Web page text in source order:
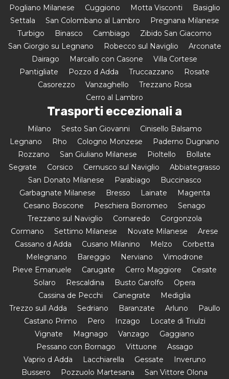
Pogliano Milanese
Cuggiono Motta Visconti
Basiglio
Settala
San Colombano al Lambro
Pregnana Milanese
Turbigo
Binasco Cambiago
Zibido San Giacomo
San Giorgio su Legnano
Robecco sul Naviglio
Arconate
Dairago
Marcallo con Casone
Villa Cortese
Pantigliate
Pozzo d Adda Truccazzano
Rosate
Casorezzo
Vanzaghello
Trezzano Rosa
Cerro al Lambro
Trasporti eccezionali a
Milano Sesto San Giovanni
Cinisello Balsamo
Legnano
Rho Cologno Monzese
Paderno Dugnano
Rozzano
San Giuliano Milanese Pioltello
Bollate
Segrate
Corsico Cernusco sul Naviglio
Abbiategrasso
San Donato Milanese
Parabiago
Buccinasco
Garbagnate Milanese
Bresso Lainate
Magenta
Cesano Boscone
Peschiera Borromeo
Senago
Trezzano sul Naviglio
Cornaredo
Gorgonzola
Cormano
Settimo Milanese Novate Milanese
Arese
Cassano d Adda
Cusano Milanino Melzo
Corbetta
Melegnano
Bareggio Nerviano
Vimodrone
Pieve Emanuele
Carugate Cerro Maggiore
Cesate
Solaro
Rescaldina Busto Garolfo
Opera
Cassina de Pecchi
Canegrate
Mediglia
Trezzo sull Adda
Sedriano Baranzate Arluno
Paullo
Castano Primo
Pero Inzago
Locate di Triulzi
Vignate
Magnago Vanzago
Gaggiano
Pessano con Bornago
Vittuone
Assago
Vaprio d Adda
Lacchiarella Gessate
Inveruno
Bussero
Pozzuolo Martesana
San Vittore Olona